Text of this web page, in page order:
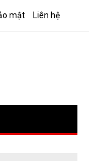
mật Liên hệ